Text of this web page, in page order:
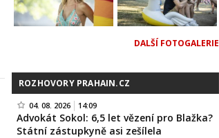
DALŠÍ FOTOGALERIE
ROZHOVORY PRAHAIN.CZ
04. 08. 2026 14:09
Advokát Sokol: 6,5 let vězení pro Blažka?
Státní zástupkyně asi zešílela